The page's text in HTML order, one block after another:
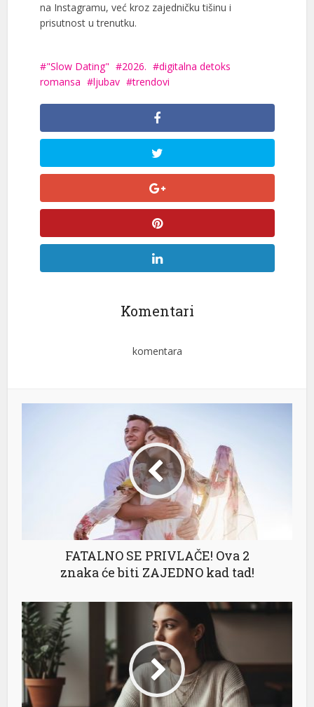
na Instagramu, već kroz zajedničku tišinu i
prisutnost u trenutku.
"Slow Dating" 2026.
digitalna detoks
romansa
ljubav trendovi
Komentari
komentara
FATALNO SE PRIVLAČE! Ova 2
znaka će biti ZAJEDNO kad tad!